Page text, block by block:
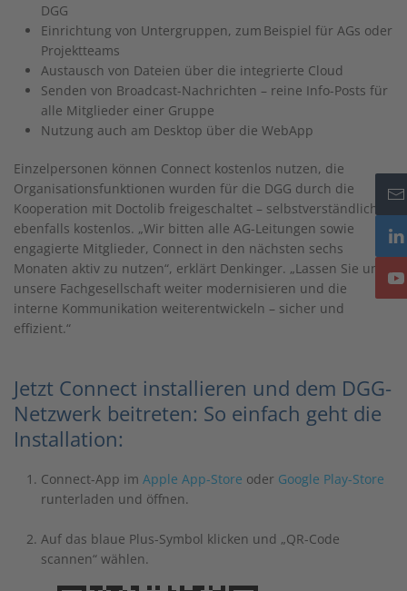
DGG
Einrichtung von Untergruppen, zum Beispiel für AGs oder
Projektteams
Austausch von Dateien über die integrierte Cloud
Senden von Broadcast-Nachrichten – reine Info-Posts für
alle Mitglieder einer Gruppe
Nutzung auch am Desktop über die WebApp
Einzelpersonen können Connect kostenlos nutzen, die
Organisationsfunktionen wurden für die DGG durch die
Kooperation mit Doctolib freigeschaltet – selbstverständlich
ebenfalls kostenlos. „Wir bitten alle AG-Leitungen sowie
engagierte Mitglieder, Connect in den nächsten sechs
Monaten aktiv zu nutzen“, erklärt Denkinger. „Lassen Sie uns
unsere Fachgesellschaft weiter modernisieren und die
interne Kommunikation weiterentwickeln – sicher und
effizient.“
Jetzt Connect installieren und dem DGG-
Netzwerk beitreten: So einfach geht die
Installation:
Connect-App im Apple App-Store oder Google Play-Store
runterladen und öffnen.
Auf das blaue Plus-Symbol klicken und „QR-Code
scannen“ wählen.